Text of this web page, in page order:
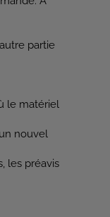
partie
le matériel
nouvel
les préavis